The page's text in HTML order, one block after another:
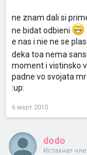
ne znam dali si
ne bidat odbieni
e nas i nie ne se
deka toa nema sansi
moment i vistinsko
padne vo svojata
:up:
6 март 2010
dodo
Истакнат